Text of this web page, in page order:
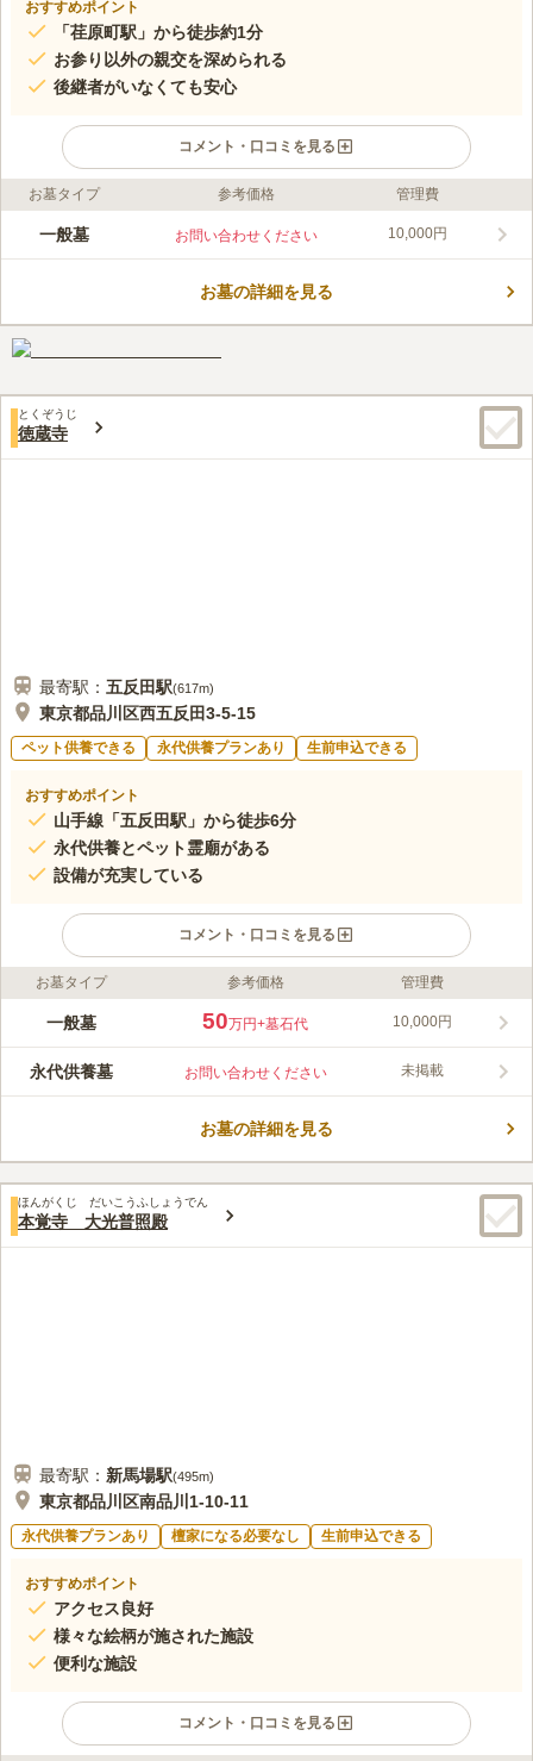
おすすめポイント
「荏原町駅」から徒歩約1分
お参り以外の親交を深められる
後継者がいなくても安心
コメント・口コミを見る
ライフドット編集部のコメント
品川区旗の台に位置する法蓮寺は、日蓮宗の寺院です。 東急大
させない広々とした空間と日当たりのい立地になります。毎年10
口コミ評価
70代男性
線香は法連寺で売っているので、お花だけを近くの商店で購入し
ます。お供え物は自宅から持参することが多いです。駅前は結構お店が多
いと思います。
お墓タイプ 参考価格 管理費
一般墓 お問い合わせください 10,000円
お墓の詳細を見る
とくぞうじ
徳蔵寺
最寄駅： 五反田駅(617m)
東京都品川区西五反田3-5-15
ペット供養できる 永代供養プランあり 生前申込できる
おすすめポイント
山手線「五反田駅」から徒歩6分
永代供養とペット霊廟がある
設備が充実している
コメント・口コミを見る
ライフドット編集部のコメント
JR山手線「五反野駅」からほど近く、アクセス良好な徳蔵寺
多目的ホールでは、法事・法要・会食も移動する必要がなく、ご
家族、ご親戚の方々と集まるにも便利です。 永代供養やペット
この霊園はまだ誰からも評価されていません。
お墓タイプ 参考価格 管理費
一般墓 50万円+墓石代 10,000円
永代供養墓 お問い合わせください 未掲載
お墓の詳細を見る
ほんがくじ だいこうふしょうでん
本覚寺 大光普照殿
最寄駅： 新馬場駅(495m)
東京都品川区南品川1-10-11
永代供養プランあり 檀家になる必要なし 生前申込できる
おすすめポイント
アクセス良好
様々な絵柄が施された施設
便利な施設
コメント・口コミを見る